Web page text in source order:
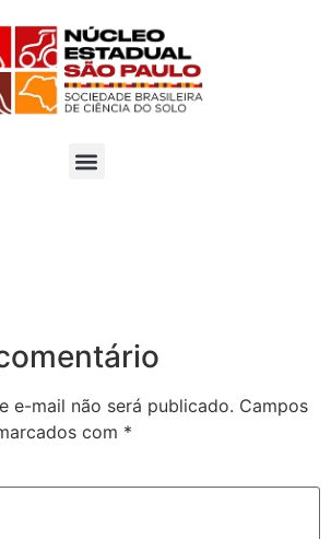
e-mail não será publicado. Campos
com *